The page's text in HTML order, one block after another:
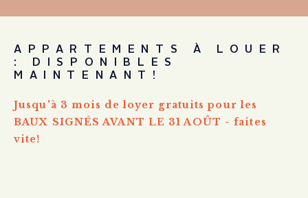
APPARTEMENTS À LOUER
: DISPONIBLES
MAINTENANT!
Jusqu'à 3 mois de loyer gratuits pour les
BAUX SIGNÉS AVANT LE 31 AOÛT - faites
vite!